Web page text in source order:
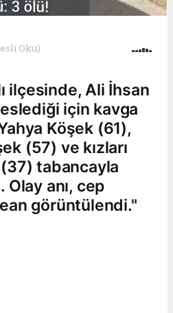
Oku)
ilçesinde, Ali İhsan
için kavga
Köşek (61),
(57) ve kızları
(37) tabancayla
anı, cep
görüntülendi."